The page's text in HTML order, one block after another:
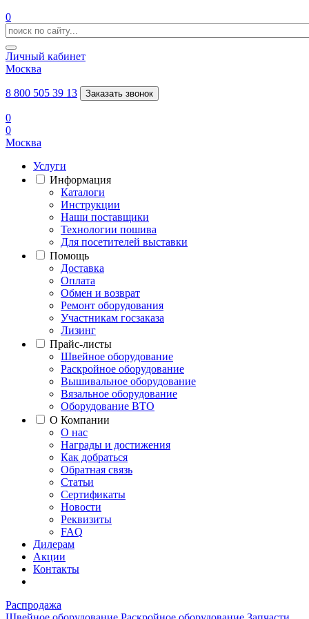
0
Личный кабинет
Москва
8 800 505 39 13 Заказать звонок
0
0
Москва
Услуги
Информация
Каталоги
Инструкции
Наши поставщики
Технологии пошива
Для посетителей выставки
Помощь
Доставка
Оплата
Обмен и возврат
Ремонт оборудования
Участникам госзаказа
Лизинг
Прайс-листы
Швейное оборудование
Раскройное оборудование
Вышивальное оборудование
Вязальное оборудование
Оборудование ВТО
О Компании
О нас
Награды и достижения
Как добраться
Обратная связь
Статьи
Сертификаты
Новости
Реквизиты
FAQ
Дилерам
Акции
Контакты
Распродажа